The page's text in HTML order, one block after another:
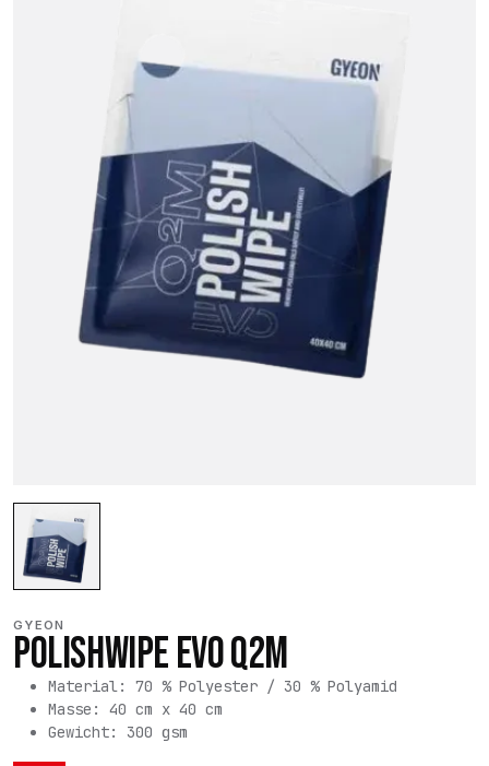
GYEON
POLISHWIPE EVO Q2M
Material: 70 % Polyester / 30 % Polyamid
Masse: 40 cm x 40 cm
Gewicht: 300 gsm